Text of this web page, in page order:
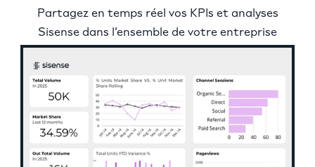
Partagez en temps réel vos KPIs et analyses
Sisense dans l’ensemble de votre entreprise